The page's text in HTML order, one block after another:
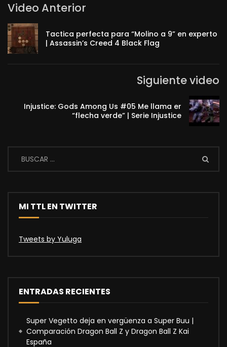
Video Anterior
Tactica perfecta para “Molino a 9” en experto
| Assassin’s Creed 4 Black Flag
Siguiente video
Injustice: Gods Among Us #05 Me llama er
“flecha verde” | Serie Injustice
MI TTL EN TWITTER
Tweets by Yuluga
ENTRADAS RECIENTES
Super Vegetto deja en vergüenza a Super Buu |
Comparación Dragon Ball Z y Dragon Ball Z Kai
España